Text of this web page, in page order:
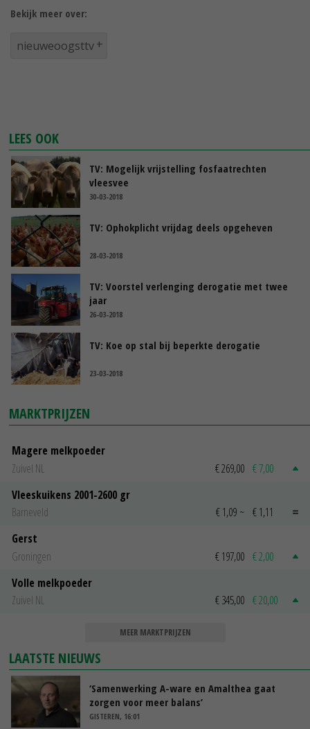
Bekijk meer over:
nieuweoogsttv
LEES OOK
TV: Mogelijk vrijstelling fosfaatrechten
vleesvee
30-03-2018
TV: Ophokplicht vrijdag deels opgeheven
28-03-2018
TV: Voorstel verlenging derogatie met twee
jaar
26-03-2018
TV: Koe op stal bij beperkte derogatie
23-03-2018
MARKTPRIJZEN
Magere melkpoeder
Zuivel NL
€ 269,00 € 7,00
Vleeskuikens 2001-2600 gr
Barneveld
€ 1,09 ~ € 1,11
Gerst
Groningen
€ 197,00 € 2,00
Volle melkpoeder
Zuivel NL
€ 345,00 € 20,00
MEER MARKTPRIJZEN
LAATSTE NIEUWS
‘Samenwerking A-ware en Amalthea gaat
zorgen voor meer balans’
GISTEREN, 16:01